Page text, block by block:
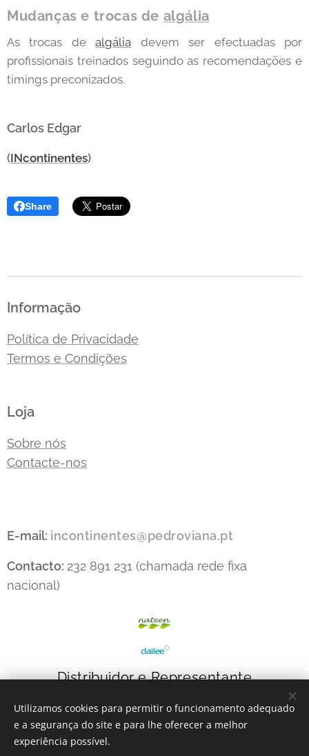
Mudanças e trocas de algália
As trocas dealgália devem ser efectuadas por
profissionais treinados seguindo as recomendações e
timings preconizados.
Carlos Edgar
(INcontinentes)
Share
Informação
Política de Privacidade
Termos e Condições
Loja
Sobre nós
Contacte-nos
E-mail: incontinentes@pedroviana.pt
Contacto: 232 891 231 (chamada rede fixa
nacional)
Distribuidor e Representante
Utilizamos cookies para permitir o funcionamento adequado
e a segurança do site e para lhe oferecer a melhor
experiência possível.